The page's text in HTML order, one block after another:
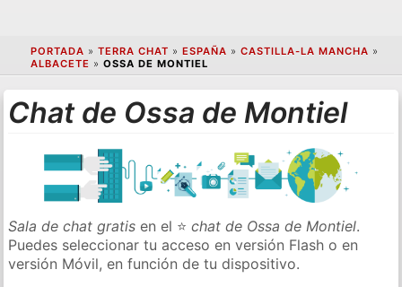
PORTADA » TERRA CHAT » ESPAÑA » CASTILLA-LA MANCHA »
ALBACETE » OSSA DE MONTIEL
Chat de Ossa de Montiel
Sala de chat gratis en el ⭐chat de Ossa de Montiel.
Puedes seleccionar tu acceso en versión Flash o en
versión Móvil, en función de tu dispositivo.